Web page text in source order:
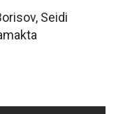
Seidi